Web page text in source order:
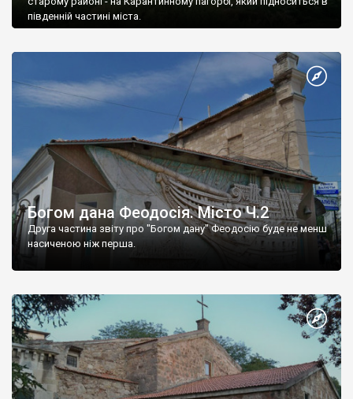
південній частині міста.
Богом дана Феодосія. Місто Ч.2
Друга частина звіту про "Богом дану" Феодосію буде не менш
насиченою ніж перша.